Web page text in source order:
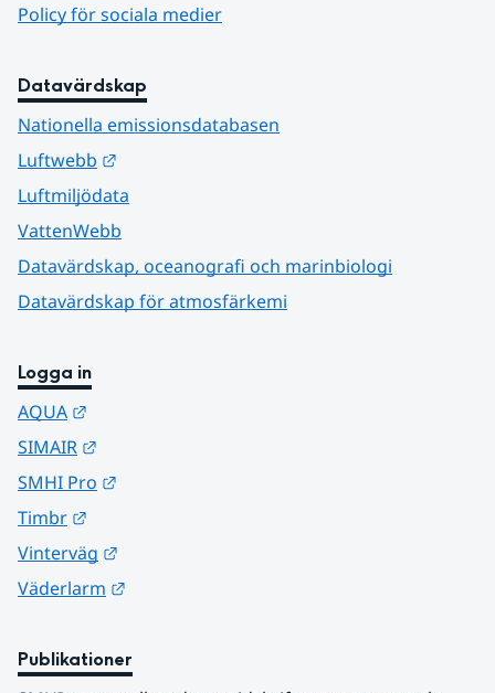
Policy för sociala medier
Datavärdskap
Nationella emissionsdatabasen
Luftwebb
Luftmiljödata
VattenWebb
Datavärdskap, oceanografi och marinbiologi
Datavärdskap för atmosfärkemi
Logga in
AQUA
SIMAIR
SMHI Pro
Timbr
Vinterväg
Väderlarm
Publikationer